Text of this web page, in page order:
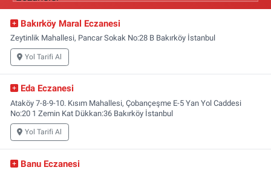
Bakırköy Maral Eczanesi
Zeytinlik Mahallesi, Pancar Sokak No:28 B Bakırköy İstanbul
Yol Tarifi Al
Eda Eczanesi
Ataköy 7-8-9-10. Kısım Mahallesi, Çobançeşme E-5 Yan Yol Caddesi
No:20 1 Zemin Kat Dükkan:36 Bakırköy İstanbul
Yol Tarifi Al
Banu Eczanesi